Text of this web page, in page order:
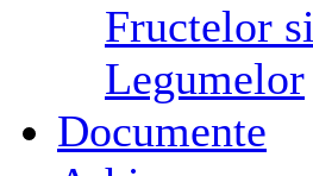
Fructelor si
Legumelor
Documente